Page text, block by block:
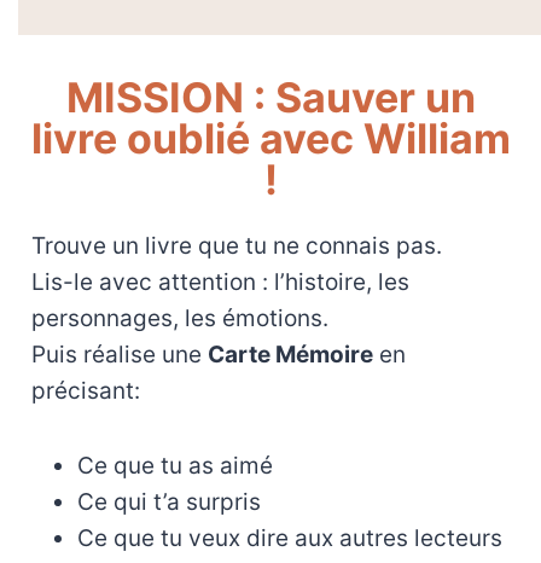
MISSION : Sauver un
livre oublié avec William
!
Trouve un livre que tu ne connais pas.
Lis-le avec attention : l’histoire, les
personnages, les émotions.
Puis réalise une Carte Mémoire en
précisant:
Ce que tu as aimé
Ce qui t’a surpris
Ce que tu veux dire aux autres lecteurs